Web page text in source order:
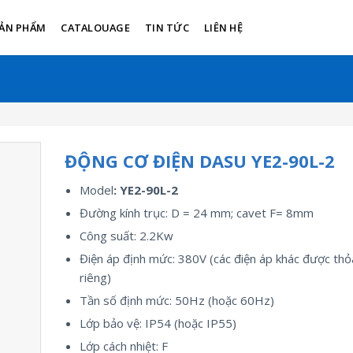
PHẨM CATALOUAGE TIN TỨC LIÊN HỆ
ĐỘNG CƠ ĐIỆN DASU YE2-90L-2
Model: YE2-90L-2
Đường kính trục: D = 24 mm; cavet F= 8mm
Công suất: 2.2Kw
Điện áp định mức: 380V (các điện áp khác được
riêng)
Tần số định mức: 50Hz (hoặc 60Hz)
Lớp bảo vệ: IP54 (hoặc IP55)
Lớp cách nhiệt: F